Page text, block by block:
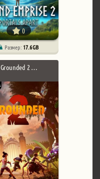
0
Размер: 17.6 GB
Grounded 2 …